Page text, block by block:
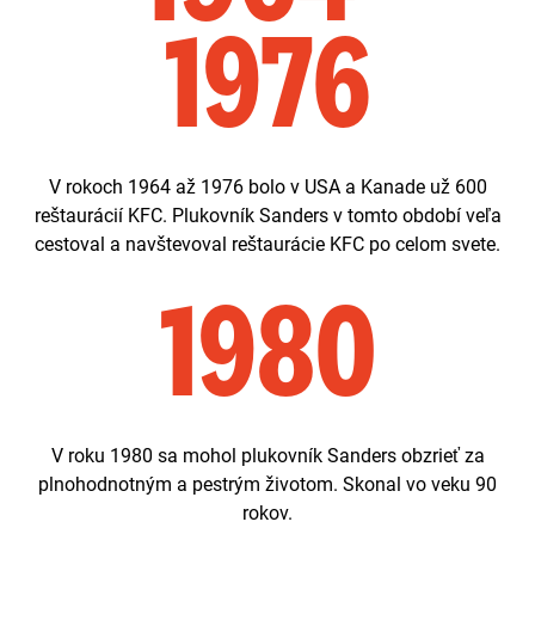
1976
V rokoch 1964 až 1976 bolo v USA a Kanade už 600
reštaurácií KFC. Plukovník Sanders v tomto období veľa
cestoval a navštevoval reštaurácie KFC po celom svete.
1980
V roku 1980 sa mohol plukovník Sanders obzrieť za
plnohodnotným a pestrým životom. Skonal vo veku 90
rokov.